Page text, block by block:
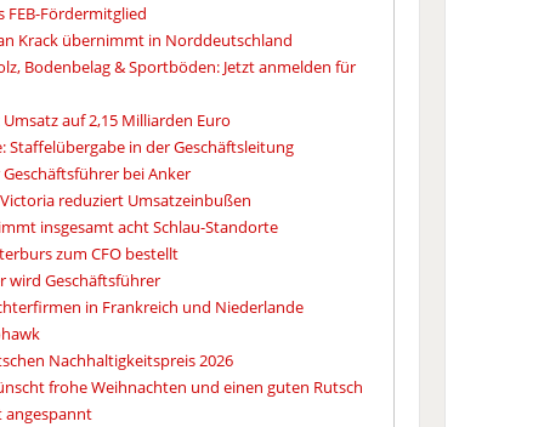
FEB-Fördermitglied
Krack übernimmt in Norddeutschland
Bodenbelag & Sportböden: Jetzt anmelden für
auf 2,15 Milliarden Euro
Staffelübergabe in der Geschäftsleitung
bei Anker
reduziert Umsatzeinbußen
insgesamt acht Schlau-Standorte
zum CFO bestellt
wird Geschäftsführer
in Frankreich und Niederlande
Nachhaltigkeitspreis 2026
frohe Weihnachten und einen guten Rutsch
angespannt